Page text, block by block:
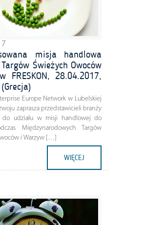
misja handlowa
Świeżych Owoców
FRESKON, 28.04.2017,
Europe Network w Lubelskiej
zaprasza przedstawicieli branży
do udziału w misji handlowej do
Międzynarodowych Targów
i Warzyw […]
WIĘCEJ